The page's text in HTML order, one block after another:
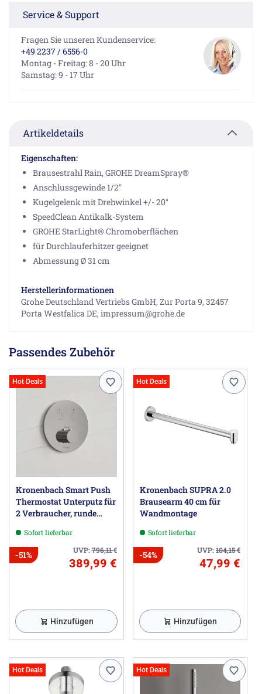
Service & Support
Fragen Sie unseren Kundenservice:
+49 2237 / 6556-0
Montag - Freitag: 8 - 20 Uhr
Samstag: 9 - 17 Uhr
Artikeldetails
Eigenschaften:
Brausestrahl Rain, GROHE DreamSpray®
Anschlussgewinde 1/2"
Kugelgelenk mit Drehwinkel +/- 20°
SpeedClean Antikalk-System
GROHE StarLight® Chromoberflächen
für Durchlauferhitzer geeignet
Abmessung Ø 31 cm
Herstellerinformationen
Grohe Deutschland Vertriebs GmbH, Zur Porta 9, 32457
Porta Westfalica DE, impressum@grohe.de
Passendes Zubehör
Hot Deals
Kronenbach Smart Push
Thermostat Unterputz für
2 Verbraucher, runde
Sofort lieferbar
UVP:796,11€
-51%
389,99 €
Hinzufügen
Hot Deals
Kronenbach SUPRA 2.0
Brausearm 40 cm für
Wandmontage
Sofort lieferbar
UVP:104,15€
-54%
47,99 €
Hinzufügen
Hot Deals Hot Deals